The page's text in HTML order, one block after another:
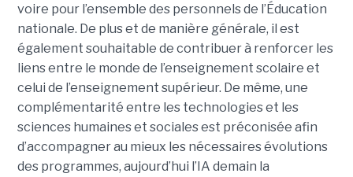
voire pour l’ensemble des personnels de l’Éducation
nationale. De plus et de manière générale, il est
également souhaitable de contribuer à renforcer les
liens entre le monde de l’enseignement scolaire et
celui de l’enseignement supérieur. De même, une
complémentarité entre les technologies et les
sciences humaines et sociales est préconisée afin
d’accompagner au mieux les nécessaires évolutions
des programmes, aujourd’hui l’IA demain la